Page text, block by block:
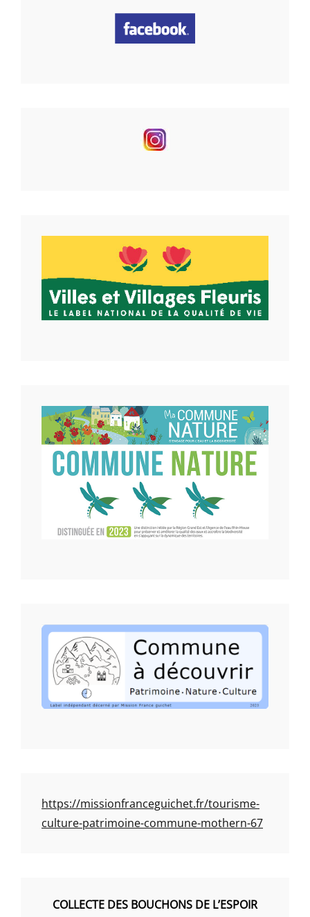
https://missionfranceguichet.fr/tourisme-
culture-patrimoine-commune-mothern-67
COLLECTE DES BOUCHONS DE L’ESPOIR